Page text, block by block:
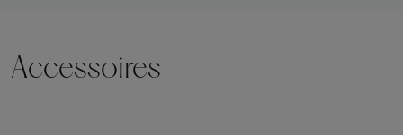
Accessoires